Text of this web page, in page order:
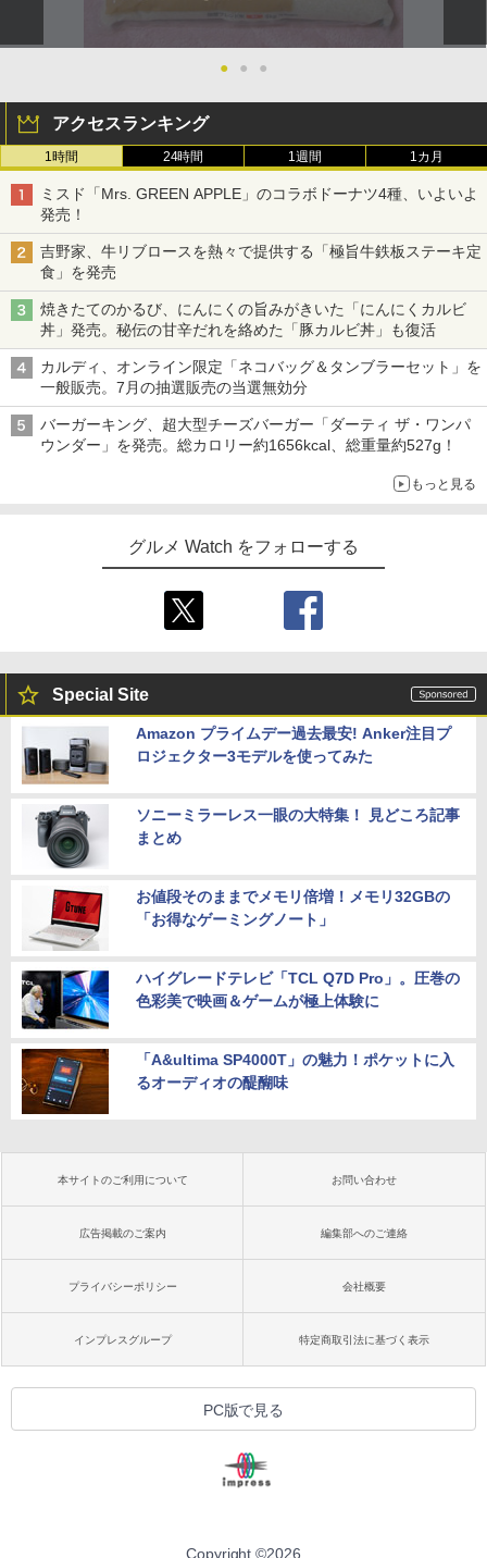
● ● ●
アクセスランキング
1時間 24時間 1週間 1カ月
ミスド「Mrs. GREEN APPLE」のコラボドーナツ4種、いよいよ
発売！
吉野家、牛リブロースを熱々で提供する「極旨牛鉄板ステーキ定
食」を発売
焼きたてのかるび、にんにくの旨みがきいた「にんにくカルビ
丼」発売。秘伝の甘辛だれを絡めた「豚カルビ丼」も復活
カルディ、オンライン限定「ネコバッグ＆タンブラーセット」を
一般販売。7月の抽選販売の当選無効分
バーガーキング、超大型チーズバーガー「ダーティ ザ・ワンパ
ウンダー」を発売。総カロリー約1656kcal、総重量約527g！
もっと見る
グルメ Watch をフォローする
Special Site
Amazon プライムデー過去最安! Anker注目プ
ロジェクター3モデルを使ってみた
ソニーミラーレス一眼の大特集！ 見どころ記事
まとめ
お値段そのままでメモリ倍増！メモリ32GBの
「お得なゲーミングノート」
ハイグレードテレビ「TCL Q7D Pro」。圧巻の
色彩美で映画＆ゲームが極上体験に
「A&ultima SP4000T」の魅力！ポケットに入
るオーディオの醍醐味
本サイトのご利用について お問い合わせ
広告掲載のご案内 編集部へのご連絡
プライバシーポリシー 会社概要
インプレスグループ 特定商取引法に基づく表示
PC版で見る
Copyright ©2026